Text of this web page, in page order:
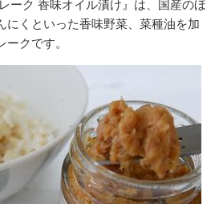
ーク 香味オイル漬け』は、国産のほ
にくといった香味野菜、菜種油を加
クです。